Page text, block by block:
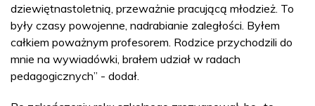
dziewiętnastoletnią, przeważnie pracującą młodzież. To
były czasy powojenne, nadrabianie zaległości. Byłem
całkiem poważnym profesorem. Rodzice przychodzili do
mnie na wywiadówki, brałem udział w radach
pedagogicznych” - dodał.